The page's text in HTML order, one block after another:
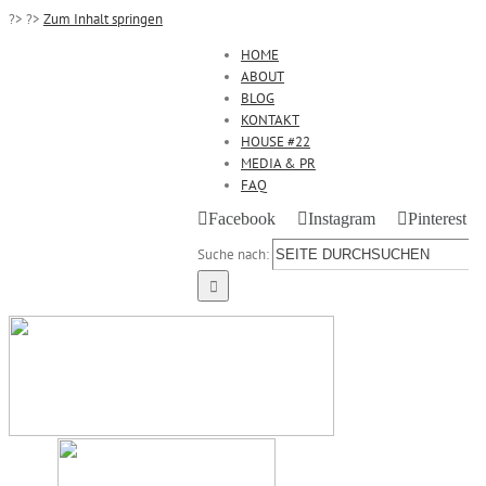
?> ?> Zum Inhalt springen
HOME
ABOUT
BLOG
KONTAKT
HOUSE #22
MEDIA & PR
FAQ
Facebook
Instagram Pinterest
Suche nach: